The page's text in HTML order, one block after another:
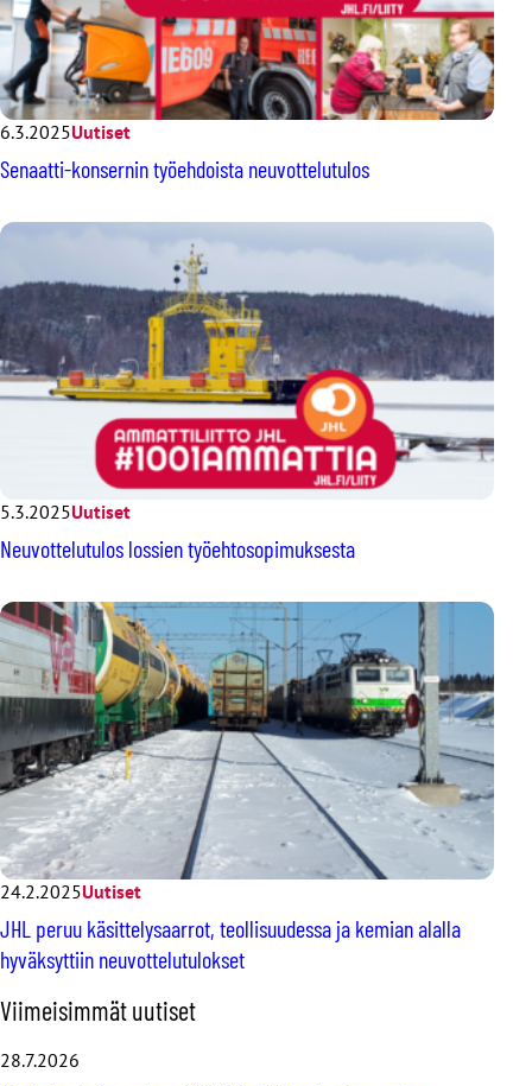
6.3.2025Uutiset
Senaatti-konsernin työehdoista neuvottelutulos
5.3.2025Uutiset
Neuvottelutulos lossien työehtosopimuksesta
24.2.2025Uutiset
JHL peruu käsittelysaarrot, teollisuudessa ja kemian alalla
hyväksyttiin neuvottelutulokset
O
h
i
t
Viimeisimmät uutiset
28.7.2026